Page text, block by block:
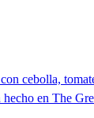
cebolla,
en The